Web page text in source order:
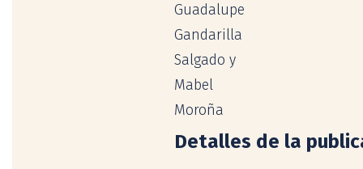
Guadalupe
Gandarilla
Salgado y
Mabel
Moroña
Detalles de la